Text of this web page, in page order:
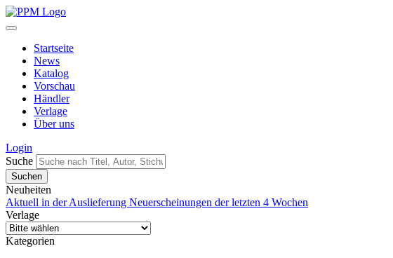
Startseite
News
Katalog
Vorschau
Händler
Verlage
Über uns
Login
Suche
Neuheiten
Aktuell in der Auslieferung Neuerscheinungen der letzten 4 Wochen
Verlage
Kategorien